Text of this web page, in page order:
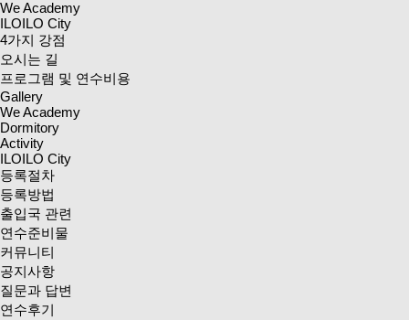
We Academy
ILOILO City
4가지 강점
오시는 길
프로그램 및 연수비용
Gallery
We Academy
Dormitory
Activity
ILOILO City
등록절차
등록방법
출입국 관련
연수준비물
커뮤니티
공지사항
질문과 답변
연수후기